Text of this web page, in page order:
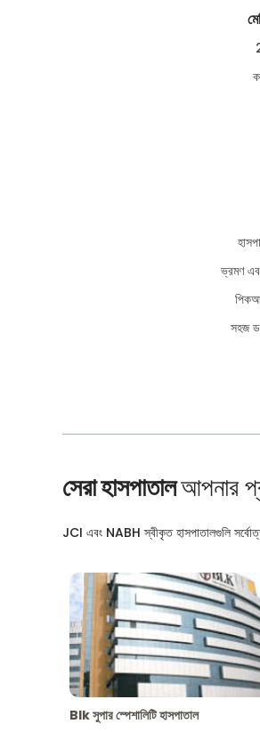
ভ্রমণ
সহজ
সেরা হাসপাতালআপনার
JCI এবং NABH স্বীকৃত হাসপাতালগুলি
Blk সুপার স্পেশালিটি হাসপাতাল